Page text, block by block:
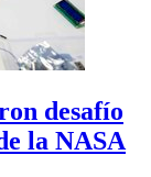
desafío
la NASA